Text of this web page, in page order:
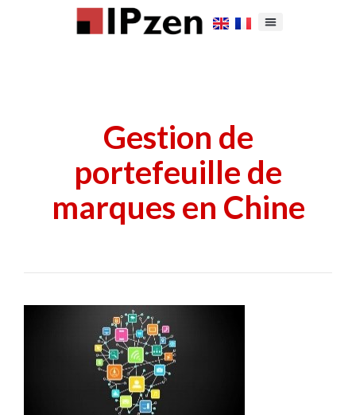
Gestion de
portefeuille de
marques en Chine